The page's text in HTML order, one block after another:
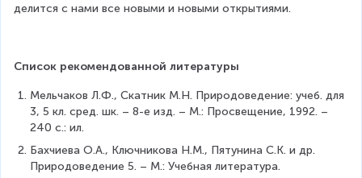
делится с нами все новыми и новыми открытиями.
Список рекомендованной литературы
Мельчаков Л.Ф., Скатник М.Н. Природоведение: учеб. для
3, 5 кл. сред. шк. – 8-е изд. – М.: Просвещение, 1992. –
240 с.: ил.
Бахчиева О.А., Ключникова Н.М., Пятунина С.К. и др.
Природоведение 5. – М.: Учебная литература.